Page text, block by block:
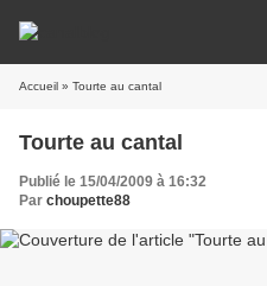
Accueil » Tourte au cantal
Tourte au cantal
Publié le 15/04/2009 à 16:32
Par choupette88